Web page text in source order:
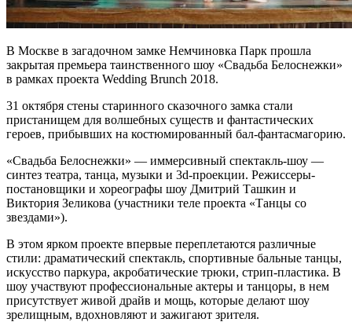
В Москве в загадочном замке Немчиновка Парк прошла
закрытая премьера таинственного шоу «Свадьба Белоснежки»
в рамках проекта Wedding Brunch 2018.
31 октября стены старинного сказочного замка стали
пристанищем для волшебных существ и фантастических
героев, прибывших на костюмированный бал-фантасмагорию.
«Свадьба Белоснежки» — иммерсивный спектакль-шоу —
синтез театра, танца, музыки и 3d-проекции. Режиссеры-
постановщики и хореографы шоу Дмитрий Ташкин и
Виктория Зеликова (участники теле проекта «Танцы со
звездами»).
В этом ярком проекте впервые переплетаются различные
стили: драматический спектакль, спортивные бальные танцы,
искусство паркура, акробатические трюки, стрип-пластика. В
шоу участвуют профессиональные актеры и танцоры, в нем
присутствует живой драйв и мощь, которые делают шоу
зрелищным, вдохновляют и зажигают зрителя.